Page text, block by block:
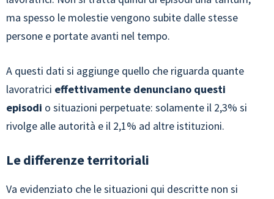
ma spesso le molestie vengono subite dalle stesse
persone e portate avanti nel tempo.
A questi dati si aggiunge quello che riguarda quante
lavoratrici effettivamente denunciano questi
episodi o situazioni perpetuate: solamente il 2,3% si
rivolge alle autorità e il 2,1% ad altre istituzioni.
Le differenze territoriali
Va evidenziato che le situazioni qui descritte non si